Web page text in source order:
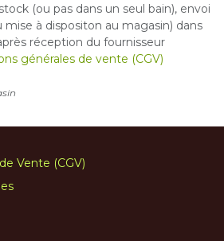
(ou pas dans un seul bain), envoi
à dispositon au magasin) dans
réception du fournisseur
générales de vente (CGV)
Vente (CGV)